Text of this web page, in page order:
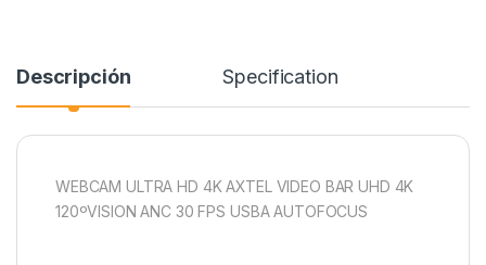
Descripción Specification
WEBCAM ULTRA HD 4K AXTEL VIDEO BAR UHD 4K
120ºVISION ANC 30 FPS USBA AUTOFOCUS